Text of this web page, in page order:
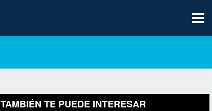
TAMBIÉN TE PUEDE INTERESAR